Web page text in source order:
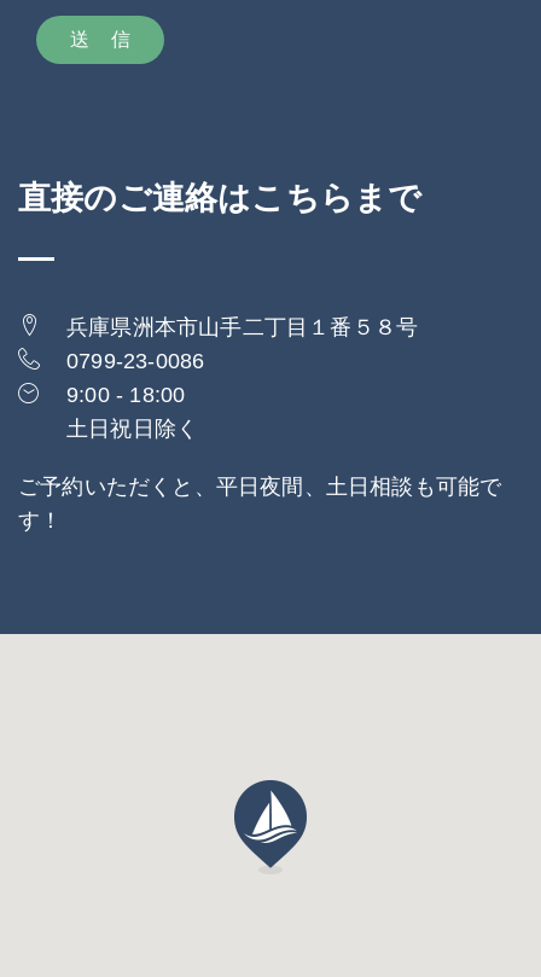
直接のご連絡はこちらまで
兵庫県洲本市山手二丁目１番５８号
0799-23-0086
9:00 - 18:00
土日祝日除く
ご予約いただくと、平日夜間、土日相談も可能で
す！